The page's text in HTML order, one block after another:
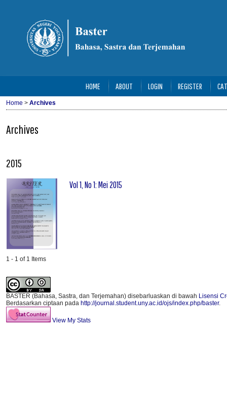
HOME ABOUT LOGIN REGISTER
Home > Archives
Archives
2015
Vol 1, No 1: Mei 2015
1 - 1 of 1 Items
BASTER (Bahasa, Sastra, dan Terjemahan) disebarluaskan di bawah Lisensi
Berdasarkan ciptaan pada http://journal.student.uny.ac.id/ojs/index.php/baster.
View My Stats